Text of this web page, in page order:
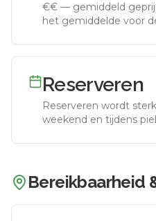
€€ — gemiddeld
het gemiddelde voor
Reserveren
Reserveren wordt
weekend en tijdens
Bereikbaarheid